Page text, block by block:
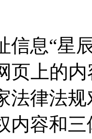
信息“星
页上的
法律法
内容和